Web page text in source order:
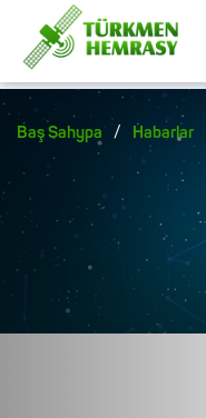
Baş Sahypa / Habarlar